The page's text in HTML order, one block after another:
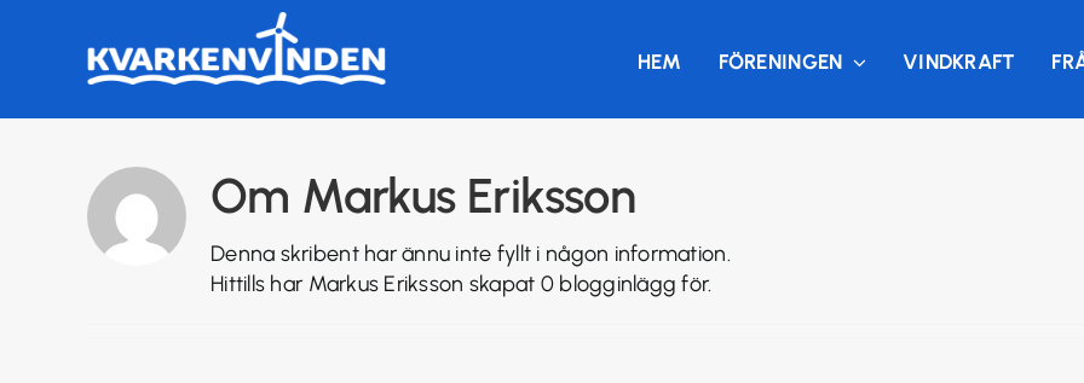
innehållet
HEM FÖRENINGEN VINDKRAFT
Om Markus Eriksson
Denna skribent har ännu inte fyllt i någon information.
Hittills har Markus Eriksson skapat 0 blogginlägg för.